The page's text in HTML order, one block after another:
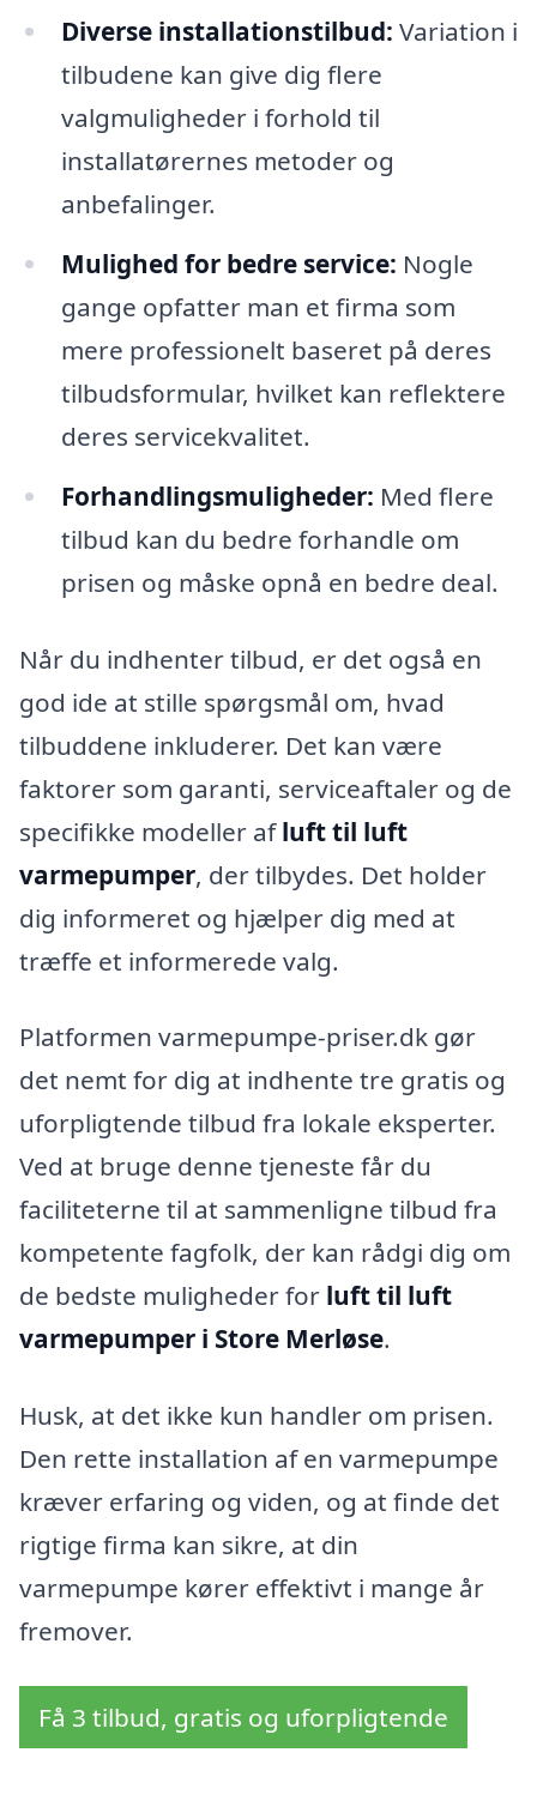
Diverse installationstilbud: Variation i
tilbudene kan give dig flere
valgmuligheder i forhold til
installatørernes metoder og
anbefalinger.
Mulighed for bedre service: Nogle
gange opfatter man et firma som
mere professionelt baseret på deres
tilbudsformular, hvilket kan reflektere
deres servicekvalitet.
Forhandlingsmuligheder: Med flere
tilbud kan du bedre forhandle om
prisen og måske opnå en bedre deal.
Når du indhenter tilbud, er det også en
god ide at stille spørgsmål om, hvad
tilbuddene inkluderer. Det kan være
faktorer som garanti, serviceaftaler og de
specifikke modeller afluft til luft
varmepumper, der tilbydes. Det holder
dig informeret og hjælper dig med at
træffe et informerede valg.
Platformen varmepumpe-priser.dk gør
det nemt for dig at indhente tre gratis og
uforpligtende tilbud fra lokale eksperter.
Ved at bruge denne tjeneste får du
faciliteterne til at sammenligne tilbud fra
kompetente fagfolk, der kan rådgi dig om
de bedste muligheder for luft til luft
varmepumper i Store Merløse.
Husk, at det ikke kun handler om prisen.
Den rette installation af en varmepumpe
kræver erfaring og viden, og at finde det
rigtige firma kan sikre, at din
varmepumpe kører effektivt i mange år
fremover.
Få 3 tilbud, gratis og uforpligtende